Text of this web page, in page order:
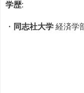
学歴:
・ 同志社大学 経済学